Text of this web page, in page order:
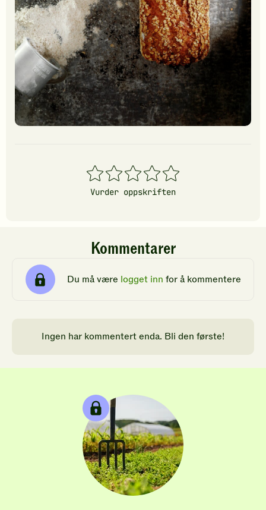
1
stjerner
2
stjerner
3
stjerner
4
stjerner
5
stjerner
Vurder oppskriften
Kommentarer
Du må være logget inn for å kommentere
Ingen har kommentert enda. Bli den første!